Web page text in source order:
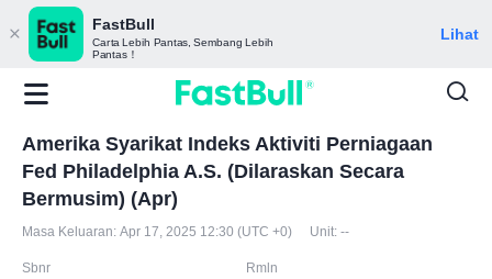
FastBull
Carta Lebih Pantas, Sembang Lebih
Pantas！
Lihat
Amerika Syarikat Indeks Aktiviti Perniagaan
Fed Philadelphia A.S. (Dilaraskan Secara
Bermusim) (Apr)
Masa Keluaran: Apr 17, 2025 12:30 (UTC +0) Unit: --
Sbnr
Rmln